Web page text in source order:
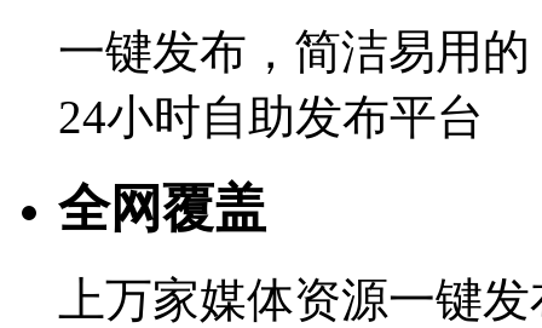
一键发布，简洁易用的
24小时自助发布平台
全网覆盖
上万家媒体资源一键